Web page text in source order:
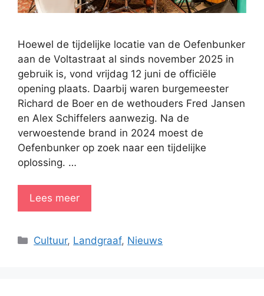
Hoewel de tijdelijke locatie van de Oefenbunker
aan de Voltastraat al sinds november 2025 in
gebruik is, vond vrijdag 12 juni de officiële
opening plaats. Daarbij waren burgemeester
Richard de Boer en de wethouders Fred Jansen
en Alex Schiffelers aanwezig. Na de
verwoestende brand in 2024 moest de
Oefenbunker op zoek naar een tijdelijke
oplossing. …
Lees meer
Categorieën
Cultuur, Landgraaf, Nieuws